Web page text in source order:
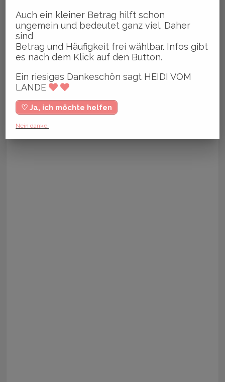
Auch ein kleiner Betrag hilft schon
ungemein und bedeutet ganz viel. Daher
sind
Betrag und Häufigkeit frei wählbar. Infos gibt
es nach dem Klick auf den Button.
Ein riesiges Dankeschön sagt HEIDI VOM
LANDE
♡ Ja, ich möchte helfen
Nein danke.